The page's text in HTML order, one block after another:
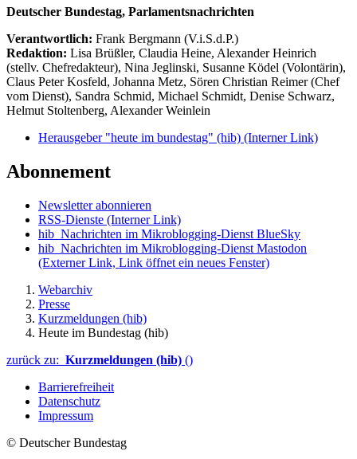
Deutscher Bundestag, Parlamentsnachrichten
Verantwortlich: Frank Bergmann (V.i.S.d.P.)
Redaktion: Lisa Brüßler, Claudia Heine, Alexander Heinrich
(stellv. Chefredakteur), Nina Jeglinski, Susanne Ködel (Volontärin),
Claus Peter Kosfeld, Johanna Metz, Sören Christian Reimer (Chef
vom Dienst), Sandra Schmid, Michael Schmidt, Denise Schwarz,
Helmut Stoltenberg, Alexander Weinlein
Herausgeber "heute im bundestag" (hib) (Interner Link)
Abonnement
Newsletter abonnieren
RSS-Dienste (Interner Link)
hib_Nachrichten im Mikroblogging-Dienst BlueSky
hib_Nachrichten im Mikroblogging-Dienst Mastodon
(Externer Link, Link öffnet ein neues Fenster)
Webarchiv
Presse
Kurzmeldungen (hib)
Heute im Bundestag (hib)
zurück zu: Kurzmeldungen (hib) ()
Barrierefreiheit
Datenschutz
Impressum
© Deutscher Bundestag